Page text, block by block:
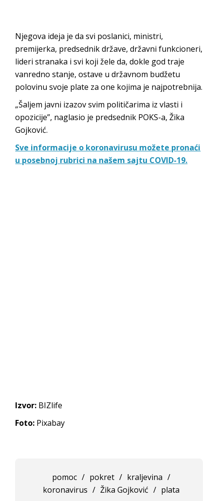
Njegova ideja je da svi poslanici, ministri,
premijerka, predsednik države, državni funkcioneri,
lideri stranaka i svi koji žele da, dokle god traje
vanredno stanje, ostave u državnom budžetu
polovinu svoje plate za one kojima je najpotrebnija.
„Šaljem javni izazov svim političarima iz vlasti i
opozicije”, naglasio je predsednik POKS-a, Žika
Gojković.
Sve informacije o koronavirusu možete pronaći
u posebnoj rubrici na našem sajtu COVID-19.
Izvor: BIZlife
Foto: Pixabay
pomoc / pokret / kraljevina /
koronavirus / Žika Gojković / plata